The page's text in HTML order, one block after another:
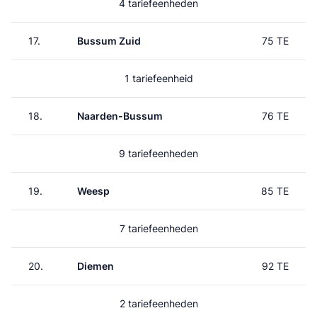
4 tariefeenheden
17. Bussum Zuid 75 TE
1 tariefeenheid
18. Naarden-Bussum 76 TE
9 tariefeenheden
19. Weesp 85 TE
7 tariefeenheden
20. Diemen 92 TE
2 tariefeenheden